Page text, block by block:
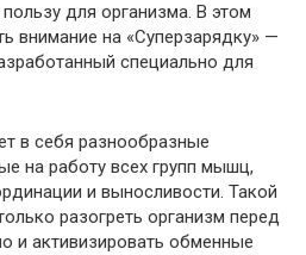
для организма. В этом
внимание на «Суперзарядку» —
специально для
в себя разнообразные
на работу всех групп мышц,
и выносливости. Такой
разогреть организм перед
и активизировать обменные